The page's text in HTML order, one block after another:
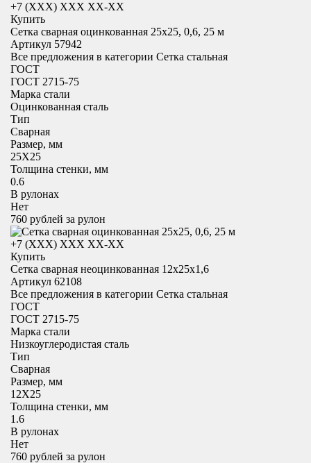
+7 (XXX) ХХХ ХХ-ХХ
Купить
Сетка сварная оцинкованная 25х25, 0,6, 25 м
Артикул 57942
Все предложения в категории Сетка стальная
ГОСТ
ГОСТ 2715-75
Марка стали
Оцинкованная сталь
Тип
Сварная
Размер, мм
25X25
Толщина стенки, мм
0.6
В рулонах
Нет
760 рублей за рулон
+7 (XXX) ХХХ ХХ-ХХ
Купить
Сетка сварная неоцинкованная 12х25х1,6
Артикул 62108
Все предложения в категории Сетка стальная
ГОСТ
ГОСТ 2715-75
Марка стали
Низкоуглеродистая сталь
Тип
Сварная
Размер, мм
12X25
Толщина стенки, мм
1.6
В рулонах
Нет
760 рублей за рулон